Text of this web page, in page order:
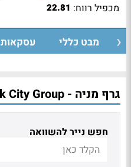
מכפיל רווח: 22.81
מבט כללי עסקאות
גרף מניה - Park City Group
חפש נייר להשוואה